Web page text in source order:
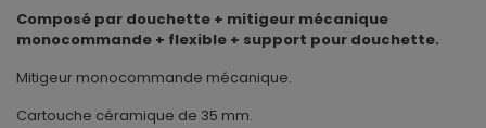
Composé par douchette + mitigeur mécanique
monocommande + flexible + support pour douchette.
Mitigeur monocommande mécanique.
Cartouche céramique de 35 mm.